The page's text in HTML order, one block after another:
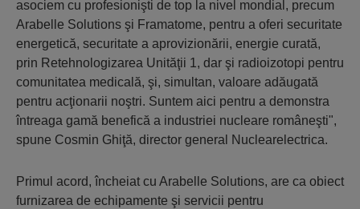
asociem cu profesionişti de top la nivel mondial, precum
Arabelle Solutions şi Framatome, pentru a oferi securitate
energetică, securitate a aprovizionării, energie curată,
prin Retehnologizarea Unităţii 1, dar şi radioizotopi pentru
comunitatea medicală, şi, simultan, valoare adăugată
pentru acţionarii noştri. Suntem aici pentru a demonstra
întreaga gamă benefică a industriei nucleare româneşti",
spune Cosmin Ghiţă, director general Nuclearelectrica.
Primul acord, încheiat cu Arabelle Solutions, are ca obiect
furnizarea de echipamente şi servicii pentru